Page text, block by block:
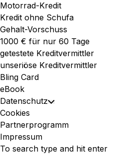
Motorrad-Kredit
Kredit ohne Schufa
Gehalt-Vorschuss
1000 € für nur 60 Tage
getestete Kreditvermittler
unseriöse Kreditvermittler
Bling Card
eBook
Datenschutz Toggle
Menu
Cookies
Partnerprogramm
Impressum